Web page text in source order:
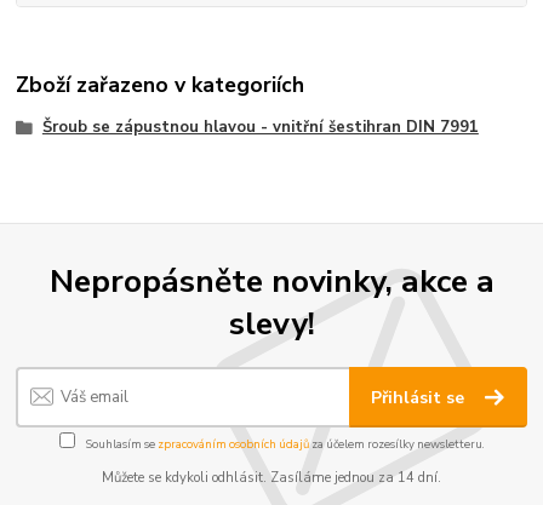
Zboží zařazeno v kategoriích
Šroub se zápustnou hlavou - vnitřní šestihran DIN 7991
Nepropásněte novinky, akce a
slevy!
Přihlásit se
Souhlasím se zpracováním osobních údajůza účelem rozesílky newsletteru.
Můžete se kdykoli odhlásit. Zasíláme jednou za 14 dní.